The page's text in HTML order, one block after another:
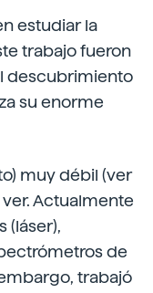
estudiar la
trabajo fueron
descubrimiento
su enorme
muy débil (ver
Actualmente
(láser),
de
trabajó